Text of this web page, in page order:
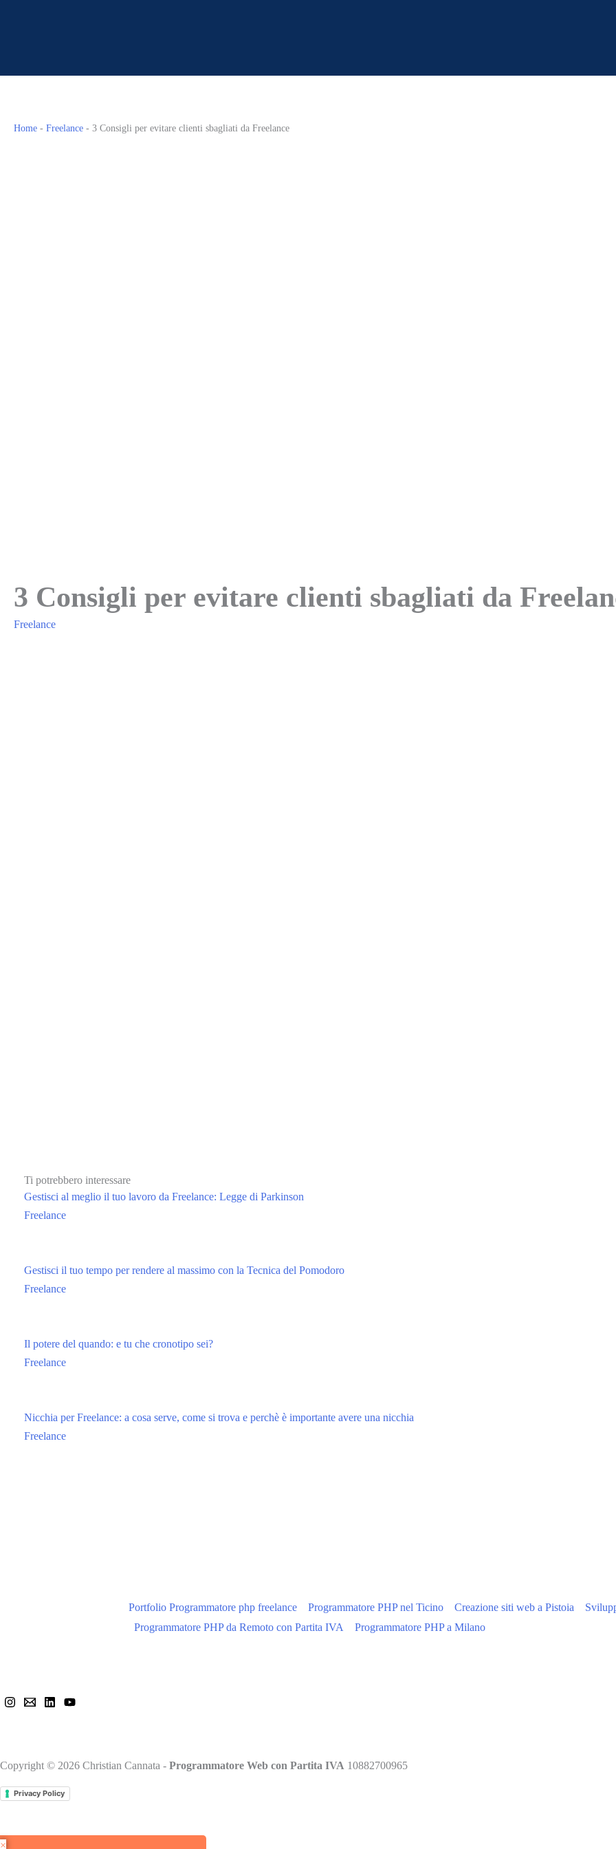
Home - Freelance - 3 Consigli per evitare clienti sbagliati da Freelance
3 Consigli per evitare clienti sbagliati da
Freelance
Ti potrebbero interessare
Gestisci al meglio il tuo lavoro da Freelance: Legge di Parkinson
Freelance
Gestisci il tuo tempo per rendere al massimo con la Tecnica del Pomodoro
Freelance
Il potere del quando: e tu che cronotipo sei?
Freelance
Nicchia per Freelance: a cosa serve, come si trova e perchè è importante avere una nicchia
Freelance
Portfolio Programmatore php freelance Programmatore PHP nel Ticino Creazione siti web a Pistoia
Programmatore PHP da Remoto con Partita IVA
Programmatore PHP a Milano
Copyright © 2026 Christian Cannata - Programmatore Web con Partita IVA 10882700965
Privacy Policy
×